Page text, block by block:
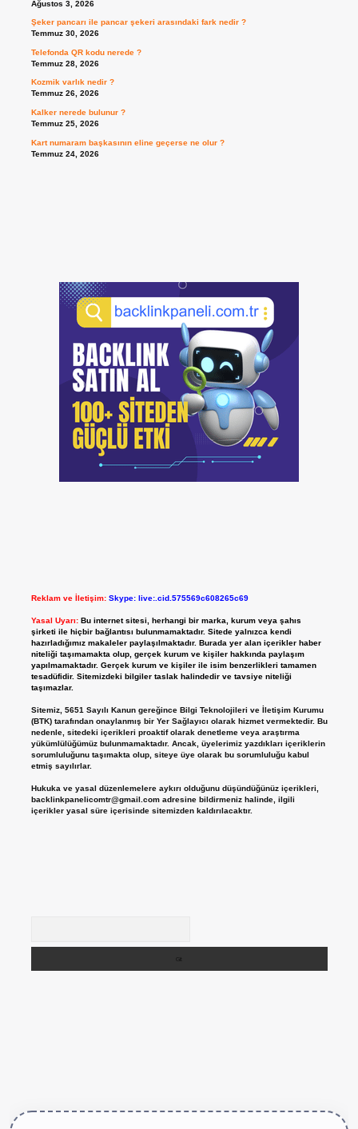
Ağustos 3, 2026
Şeker pancarı ile pancar şekeri arasındaki fark nedir ?
Temmuz 30, 2026
Telefonda QR kodu nerede ?
Temmuz 28, 2026
Kozmik varlık nedir ?
Temmuz 26, 2026
Kalker nerede bulunur ?
Temmuz 25, 2026
Kart numaram başkasının eline geçerse ne olur ?
Temmuz 24, 2026
Reklam ve İletişim: Skype: live:.cid.575569c608265c69
Yasal Uyarı: Bu internet sitesi, herhangi bir marka, kurum veya şahıs
şirketi ile hiçbir bağlantısı bulunmamaktadır. Sitede yalnızca kendi
hazırladığımız makaleler paylaşılmaktadır. Burada yer alan içerikler haber
niteliği taşımamakta olup, gerçek kurum ve kişiler hakkında paylaşım
yapılmamaktadır. Gerçek kurum ve kişiler ile isim benzerlikleri tamamen
tesadüfidir. Sitemizdeki bilgiler taslak halindedir ve tavsiye niteliği
taşımazlar.
Sitemiz, 5651 Sayılı Kanun gereğince Bilgi Teknolojileri ve İletişim Kurumu
(BTK) tarafından onaylanmış bir Yer Sağlayıcı olarak hizmet vermektedir. Bu
nedenle, sitedeki içerikleri proaktif olarak denetleme veya araştırma
yükümlülüğümüz bulunmamaktadır. Ancak, üyelerimiz yazdıkları içeriklerin
sorumluluğunu taşımakta olup, siteye üye olarak bu sorumluluğu kabul
etmiş sayılırlar.
Hukuka ve yasal düzenlemelere aykırı olduğunu düşündüğünüz içerikleri,
backlinkpanelicomtr@gmail.comadresine bildirmeniz halinde, ilgili
içerikler yasal süre içerisinde sitemizden kaldırılacaktır.